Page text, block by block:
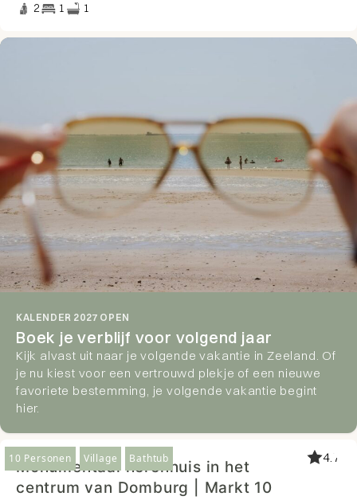
2 1 1
KALENDER 2027 OPEN
Boek je verblijf voor volgend jaar
Kijk alvast uit naar je volgende vakantie in Zeeland. Of
je nu kiest voor een vertrouwd plekje of een nieuwe
favoriete bestemming, je volgende vakantie begint
hier.
10 Personen Village Bathtub
Monumentaal herenhuis in het
centrum van Domburg | Markt 10
4.7